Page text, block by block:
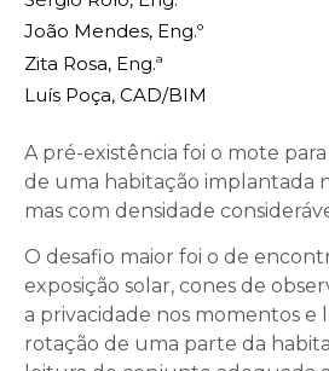
João Mendes, Eng.º
Zita Rosa, Eng.ª
Luís Poça, CAD/BIM
A pré-existência foi o mote
de uma habitação implantada
mas com densidade
O desafio maior foi o de
exposição solar, cones de
a privacidade nos momentos e
rotação de uma parte da